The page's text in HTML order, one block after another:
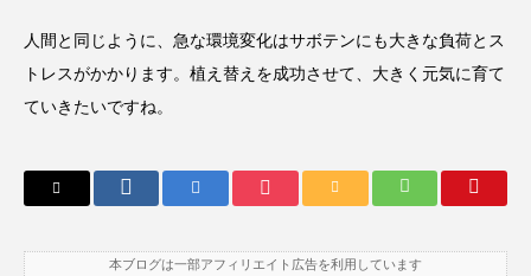
人間と同じように、急な環境変化はサボテンにも大きな負荷とス
トレスがかかります。植え替えを成功させて、大きく元気に育て
ていきたいですね。
本ブログは一部アフィリエイト広告を利用しています